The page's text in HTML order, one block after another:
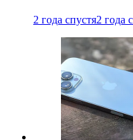
2 года спустя2 года